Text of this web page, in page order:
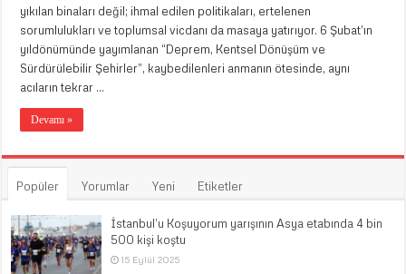
yıkılan binaları değil; ihmal edilen politikaları, ertelenen
sorumlulukları ve toplumsal vicdanı da masaya yatırıyor. 6 Şubat’ın
yıldönümünde yayımlanan “Deprem, Kentsel Dönüşüm ve
Sürdürülebilir Şehirler”, kaybedilenleri anmanın ötesinde, aynı
acıların tekrar …
Devamı »
Popüler Yorumlar Yeni Etiketler
İstanbul’u Koşuyorum yarışının Asya etabında 4 bin
500 kişi koştu
15 Eylül 2025